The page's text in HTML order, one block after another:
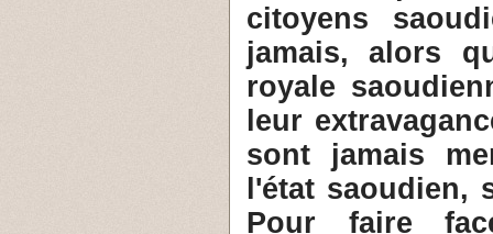
citoyens
jamais, alors
royale
leur
sont jamais
l'état saoudien,
Pour faire